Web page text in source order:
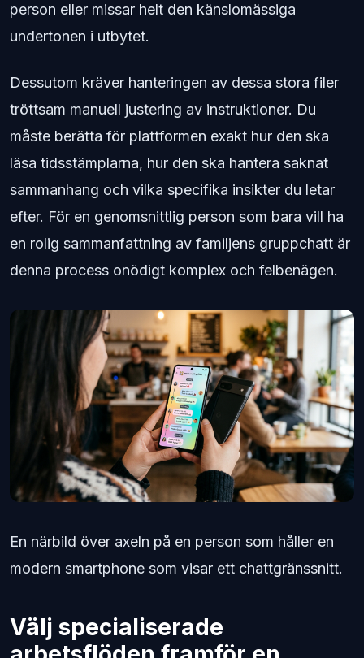
person eller missar helt den känslomässiga
undertonen i utbytet.
Dessutom kräver hanteringen av dessa stora filer
tröttsam manuell justering av instruktioner. Du
måste berätta för plattformen exakt hur den ska
läsa tidsstämplarna, hur den ska hantera saknat
sammanhang och vilka specifika insikter du letar
efter. För en genomsnittlig person som bara vill ha
en rolig sammanfattning av familjens gruppchatt är
denna process onödigt komplex och felbenägen.
En närbild över axeln på en person som håller en
modern smartphone som visar ett chattgränssnitt.
Välj specialiserade